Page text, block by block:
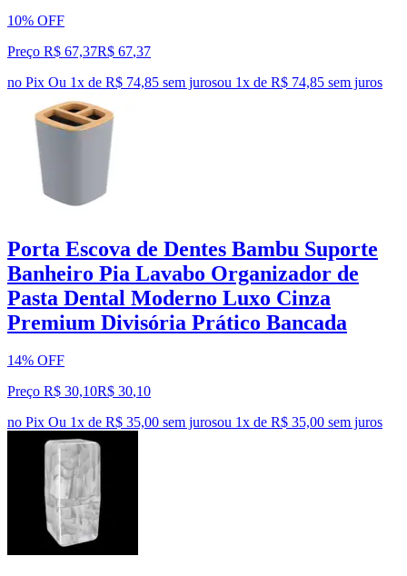
10% OFF
Preço R$ 67,37R$ 67,37
no Pix Ou 1x de R$ 74,85 sem jurosou 1x de R$ 74,85 sem juros
Porta Escova de Dentes Bambu Suporte
Banheiro Pia Lavabo Organizador de
Pasta Dental Moderno Luxo Cinza
Premium Divisória Prático Bancada
14% OFF
Preço R$ 30,10R$ 30,10
no Pix Ou 1x de R$ 35,00 sem jurosou 1x de R$ 35,00 sem juros